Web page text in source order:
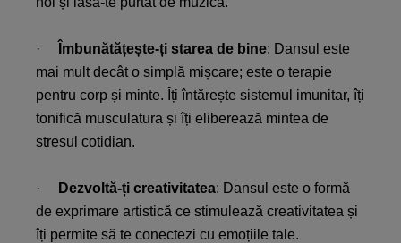
· Îmbunătățește-ți starea de bine: Dansul este
mai mult decât o simplă mișcare; este o terapie
pentru corp și minte. Îți întărește sistemul imunitar, îți
tonifică musculatura și îți eliberează mintea de
stresul cotidian.​
· Dezvoltă-ți creativitatea: Dansul este o formă
de exprimare artistică ce stimulează creativitatea și
îți permite să te conectezi cu emoțiile tale.​